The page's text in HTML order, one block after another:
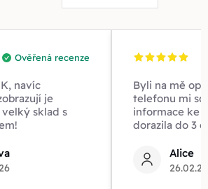
Ověřená recenze
navíc
je
sklad s
Byli na mě
telefonu mi
informace ke
dorazila do 3
Alice